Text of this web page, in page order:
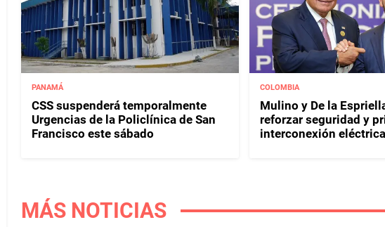
PANAMÁ
CSS suspenderá temporalmente
Urgencias de la Policlínica de San
Francisco este sábado
COLOMBIA
Mulino y De la
reforzar seguridad y
interconexión eléctrica
MÁS NOTICIAS